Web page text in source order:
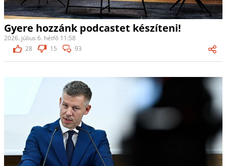
Gyere hozzánk podcastet készíteni!
2026. július 6. hétfő 11:58
28
15 93